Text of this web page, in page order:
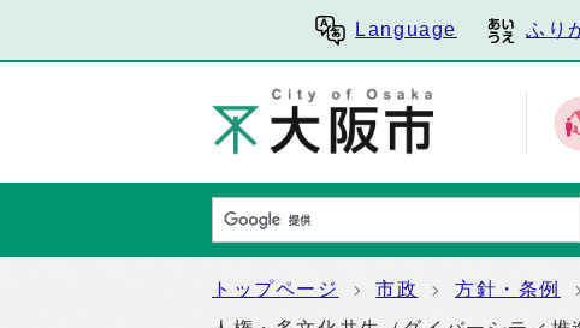
Language ふり
トップページ 市政 方針・条例